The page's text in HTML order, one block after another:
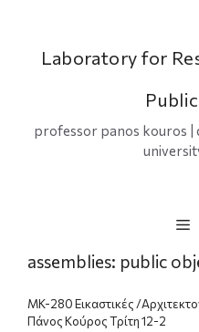
Laboratory for
professor panos kouros |
assemblies: public
MK-280 Εικαστικές /
Πάνος Κούρος Τρίτη 12-2